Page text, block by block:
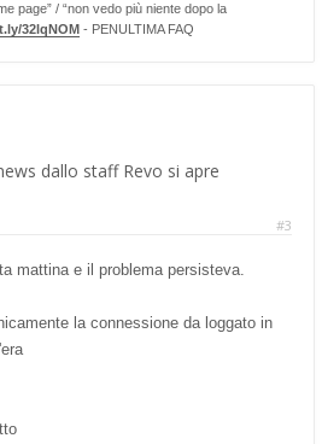
page” / “non vedo più niente dopo la
32lqNOM - PENULTIMA FAQ
dallo staff Revo si apre
#3
mattina e il problema persisteva.
la connessione da loggato in